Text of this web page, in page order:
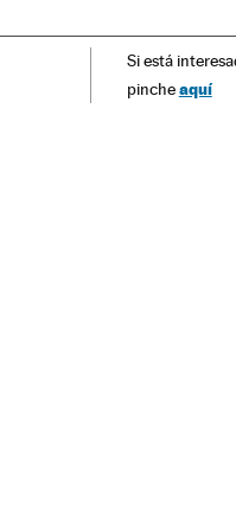
Si está
pincheaquí